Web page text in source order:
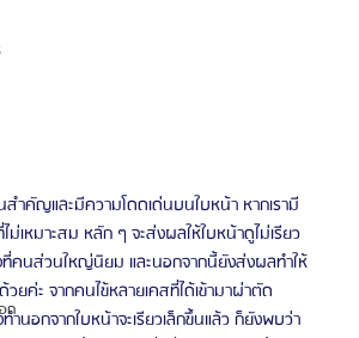
ก
ำคัญและมีความโดดเด่นบนใบหน้า หากเรามี
ม่เหมาะสม หลัก ๆ จะส่งผลให้ใบหน้าดูไม่เรียว
ที่คนส่วนใหญ่นิยม และนอกจากนี้ยังส่งผลทำให้
วยค่ะ จากคนไข้หลายเคสที่ได้เข้ามาผ่าตัด
นอกจากใบหน้าจะเรียวเล็กขึ้นแล้ว ก็ยังพบว่า